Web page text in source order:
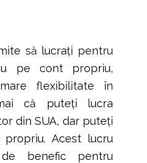
să lucrați pentru
pe cont propriu,
flexibilitate în
că puteți lucra
din SUA, dar puteți
Acest lucru
benefic pentru